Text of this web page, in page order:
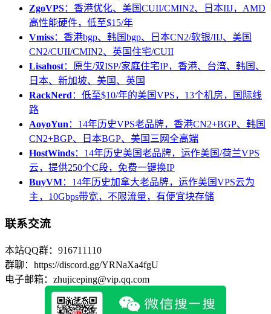
ZgoVPS：香港优化、美国CUII/CMIN2、日本IIJ，AMD
高性能硬件，低至$15/年
Vmiss：香港bgp、韩国bgp、日本CN2/软银/IIJ、美国
CN2/CUII/CMIN2、英国住宅/CUII
Lisahost：原生/双ISP/家庭住宅IP，香港、台湾、韩国、
日本、新加坡、美国、英国
RackNerd：低至$10/年的美国VPS，13个机房，国际线
路
AoyoYun：14年历史VPS老品牌，香港CN2+BGP、韩国
CN2+BGP、日本BGP、美国三网全高端
HostWinds：14年历史美国老品牌，运作美国/荷兰VPS
云，提供250个C段，免费一键换IP
BuyVM：14年历史加拿大老品牌，运作美国VPS云为
主，10Gbps带宽，不限流量，有便宜块存储
联系交流
本站QQ群：916711110
群聊：https://discord.gg/YRNaXa4fgU
电子邮箱：zhujiceping@vip.qq.com